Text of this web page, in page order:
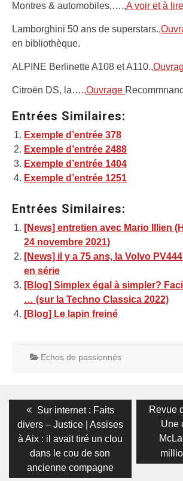
Montres & automobiles,….,A voir et à
Lamborghini 50 ans de superstars.,
en bibliothèque.
ALPINE Berlinette A108 et A110.,
Citroën DS, la….,Ouvrage
Entrées Similaires:
Exemple d’entrée 378
Exemple d’entrée 2488
Exemple d’entrée 1404
Exemple d’entrée 1251
Entrées Similaires:
[News] entretien avec Mario Illien
24 novembre 2021)
[News] il y a 75 ans, la Volvo
en série
[Blog] Simplex égal à simpler?
… (sur la Techno Classica 2022)
[Blog] Le lapin freiné
Echos de passionnés
Navigation
de
l’article
Previous
post:
Sur internet : Faits
divers – Justice | Assises
à Aix : il avait tiré un clou
dans le cou de son
ancienne compagne
Next
post:
Revue
Une